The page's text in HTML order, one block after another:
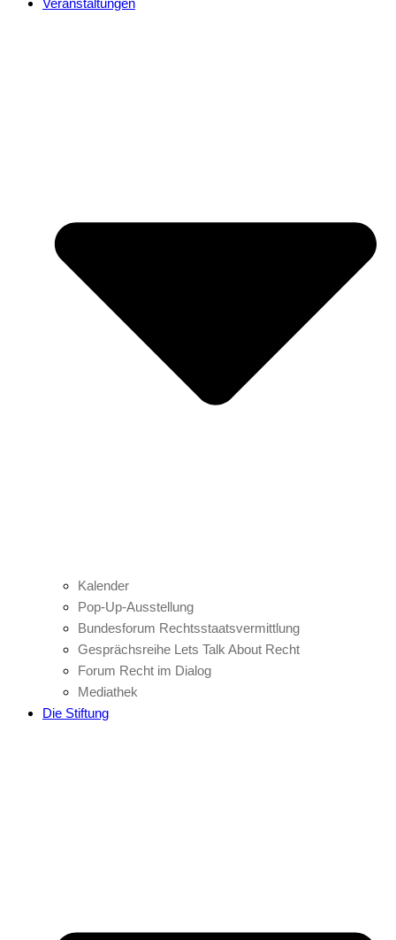
Veranstaltungen
Kalender
Pop-Up-Ausstellung
Bundesforum Rechtsstaatsvermittlung
Gesprächsreihe Lets Talk About Recht
Forum Recht im Dialog
Mediathek
Die Stiftung